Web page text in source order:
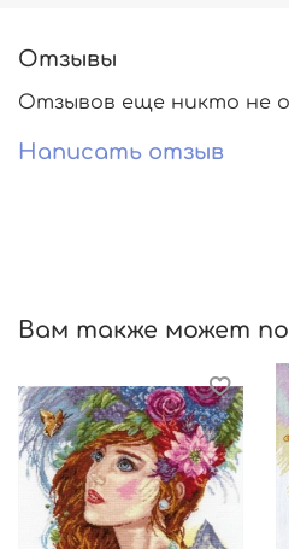
Отзывы
Отзывов еще никто не
Написать отзыв
Вам также может